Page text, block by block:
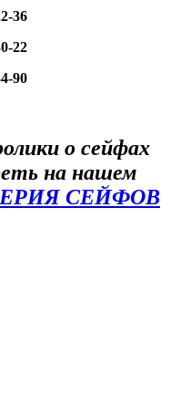
о сейфах
на нашем
СЕЙФОВ